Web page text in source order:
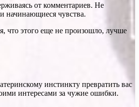
от комментариев. Не
начинающиеся чувства.
что этого еще не произошло, лучше
инстинкту превратить вас
интересами за чужие ошибки.